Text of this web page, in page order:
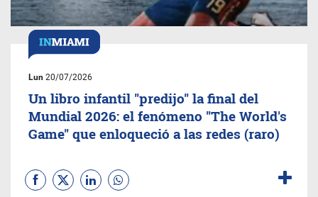
Lun 20/07/2026
Un libro infantil "predijo" la final del
Mundial 2026: el fenómeno "The World's
Game" que enloqueció a las redes (raro)